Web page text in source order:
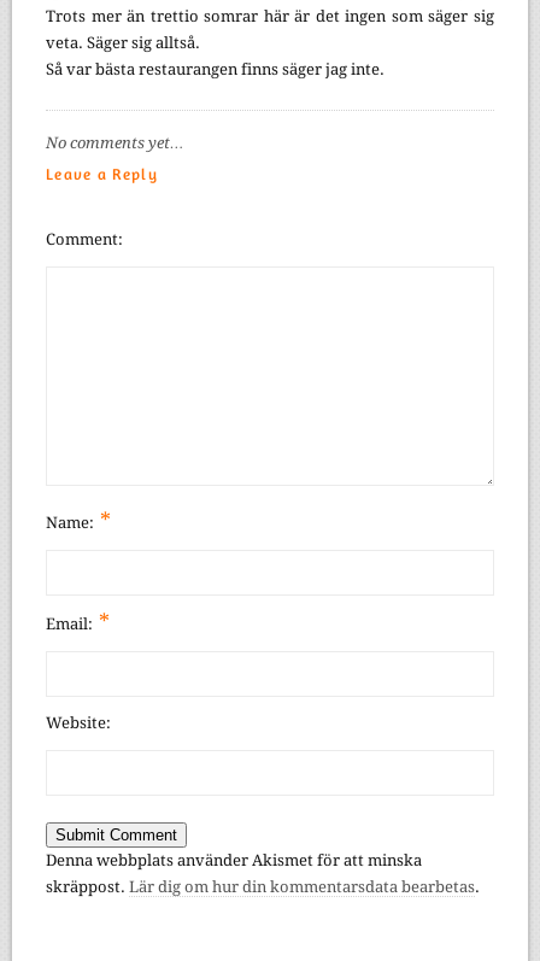
Trots mer än trettio somrar här är det ingen som säger sig
veta. Säger sig alltså.
Så var bästa restaurangen finns säger jag inte.
No comments yet…
Leave a Reply
Comment
Name: *
Email: *
Website:
Denna webbplats använder Akismet för att minska
skräppost. Lär dig om hur din kommentarsdata bearbetas.